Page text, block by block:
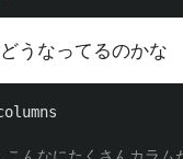
うなってるのかな